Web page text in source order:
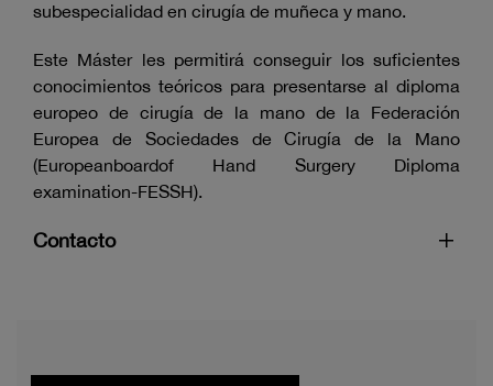
subespecialidad en cirugía de muñeca y mano.
Este Máster les permitirá conseguir los suficientes
conocimientos teóricos para presentarse al diploma
europeo de cirugía de la mano de la Federación
Europea de Sociedades de Cirugía de la Mano
(Europeanboardof Hand Surgery Diploma
examination-FESSH).
Contacto